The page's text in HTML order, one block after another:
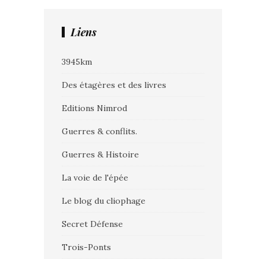
Liens
3945km
Des étagères et des livres
Editions Nimrod
Guerres & conflits.
Guerres & Histoire
La voie de l'épée
Le blog du cliophage
Secret Défense
Trois-Ponts